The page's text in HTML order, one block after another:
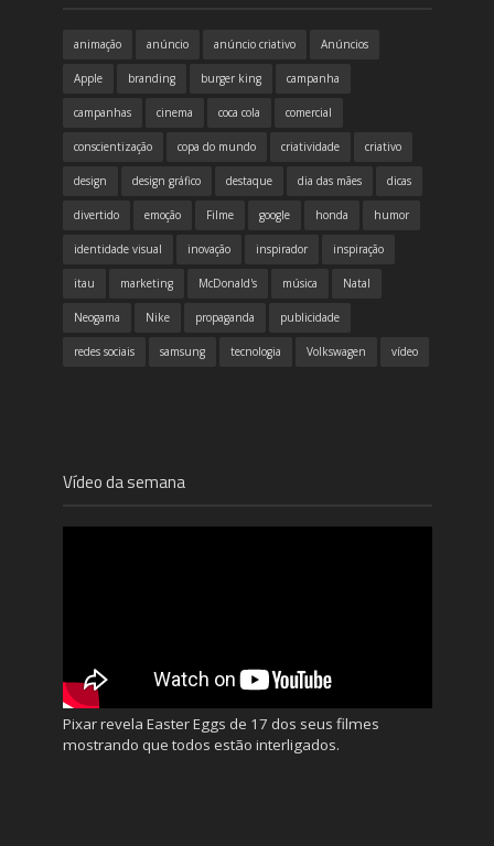
animação anúncio anúncio criativo Anúncios
Apple branding burger king campanha
campanhas cinema coca cola comercial
conscientização copa do mundo criatividade criativo
design design gráfico destaque dia das mães dicas
divertido emoção Filme google honda humor
identidade visual inovação inspirador inspiração
itau marketing McDonald's música Natal
Neogama Nike propaganda publicidade
redes sociais samsung tecnologia Volkswagen vídeo
Vídeo da semana
Pixar revela Easter Eggs de 17 dos seus filmes
mostrando que todos estão interligados.